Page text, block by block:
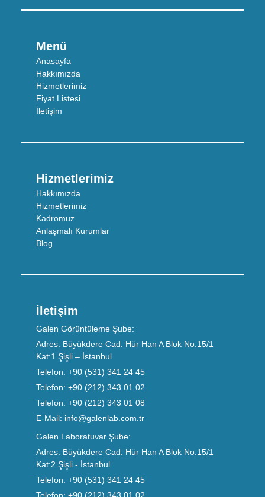
Menü
Anasayfa
Hakkımızda
Hizmetlerimiz
Fiyat Listesi
İletişim
Hizmetlerimiz
Hakkımızda
Hizmetlerimiz
Kadromuz
Anlaşmalı Kurumlar
Blog
İletişim
Galen Görüntüleme Şube:
Adres: Büyükdere Cad. Hür Han A Blok No:15/1
Kat:1 Şişli – İstanbul
Telefon: +90 (531) 341 24 45
Telefon: +90 (212) 343 01 02
Telefon: +90 (212) 343 01 08
E-Mail: info@galenlab.com.tr
Galen Laboratuvar Şube:
Adres: Büyükdere Cad. Hür Han A Blok No:15/1
Kat:2 Şişli - İstanbul
Telefon: +90 (531) 341 24 45
Telefon: +90 (212) 343 01 02